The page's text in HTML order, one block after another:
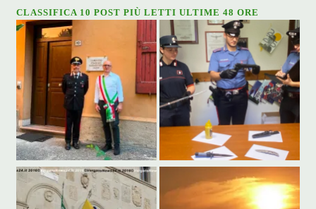
CLASSIFICA 10 POST PIÙ LETTI ULTIME 48 ORE